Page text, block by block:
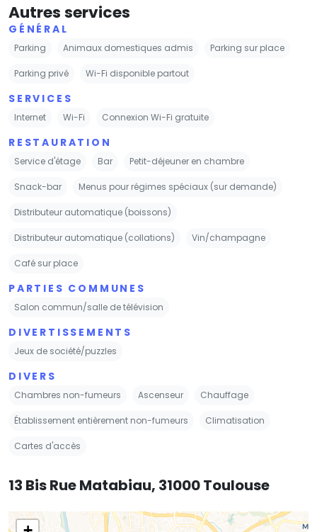
Autres services
GÉNÉRAL
Parking Animaux domestiques admis Parking sur place
Parking privé Wi-Fi disponible partout
SERVICES
Internet Wi-Fi Connexion Wi-Fi gratuite
RESTAURATION
Service d'étage Bar Petit-déjeuner en chambre
Snack-bar Menus pour régimes spéciaux (sur demande)
Distributeur automatique (boissons)
Distributeur automatique (collations) Vin/champagne
Café sur place
PARTIES COMMUNES
Salon commun/salle de télévision
DIVERTISSEMENTS
Jeux de société/puzzles
DIVERS
Chambres non-fumeurs Ascenseur Chauffage
Établissement entièrement non-fumeurs Climatisation
Cartes d'accès
13 Bis Rue Matabiau, 31000 Toulouse